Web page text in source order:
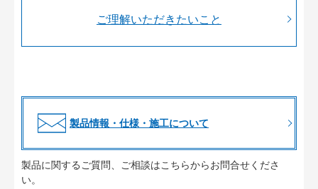
ご理解いただきたいこと
製品情報・仕様・施工について
製品に関するご質問、ご相談はこちらからお問合せくださ
い。